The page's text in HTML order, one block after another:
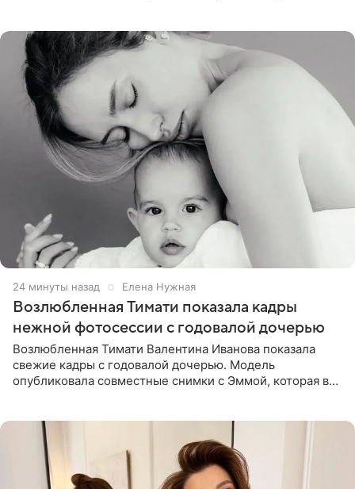
24 минуты назад Елена Нужная
Возлюбленная Тимати показала кадры
нежной фотосессии с годовалой дочерью
Возлюбленная Тимати Валентина Иванова показала
свежие кадры с годовалой дочерью. Модель
опубликовала совместные снимки с Эммой, которая в